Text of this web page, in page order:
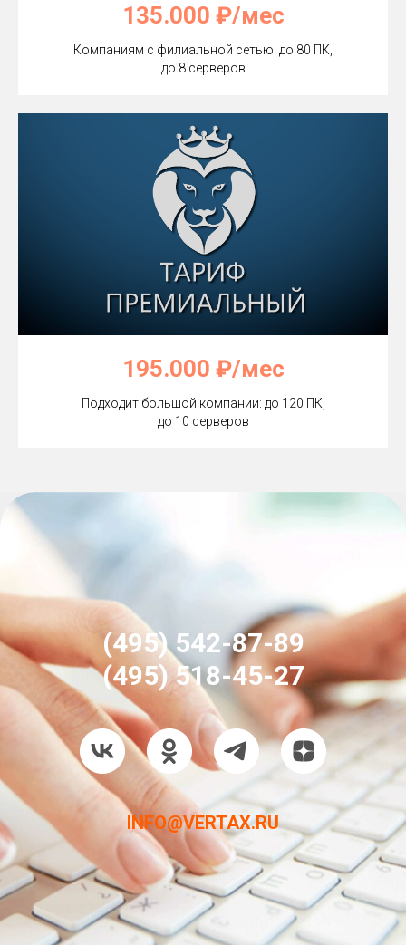
135.000 ₽/мес
Компаниям с филиальной сетью: до 80 ПК,
до 8 серверов
195.000 ₽/мес
Подходит большой компании: до 120 ПК,
до 10 серверов
(495) 542-87-89
(495) 518-45-27
INFO@VERTAX.RU